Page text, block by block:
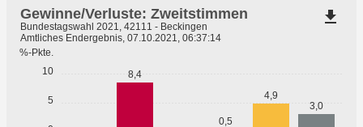
5
10
%-Pkte.
8,4
0,5
4,9
3,0
Gewinne/Verluste: Zweitstimmen
Bundestagswahl 2021, 42111 - Beckingen
Amtliches Endergebnis, 07.10.2021, 06:37:14
file_download